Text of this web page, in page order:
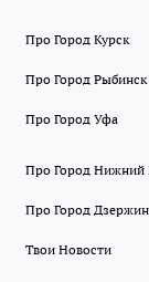
Про Город Курск
Про Город Рыбинск
Про Город Уфа
Про Город Нижний
Про Город
Твои Новости